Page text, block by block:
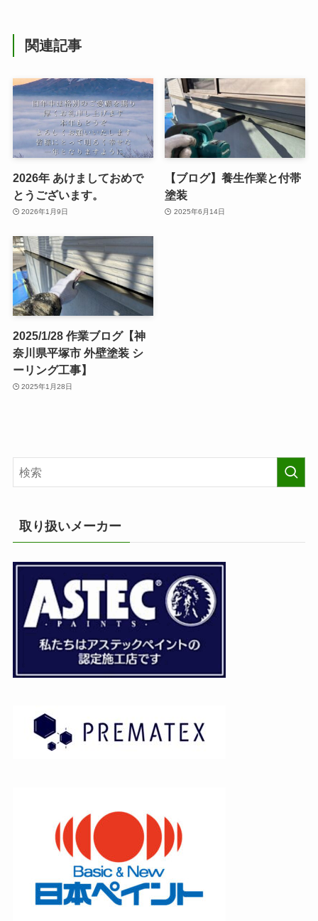
関連記事
2026年 あけましておめで
とうございます。
2026年1月9日
【ブログ】養生作業と付帯
塗装
2025年6月14日
2025/1/28 作業ブログ【神
奈川県平塚市 外壁塗装 シ
ーリング工事】
2025年1月28日
取り扱いメーカー